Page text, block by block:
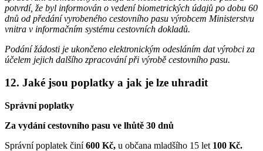
potvrdí, že byl informován o vedení biometrických údajů po dobu 60
dnů od předání vyrobeného cestovního pasu výrobcem Ministerstvu
vnitra v informačním systému cestovních dokladů.
Podání žádosti je ukončeno elektronickým odesláním dat výrobci za
účelem jejich dalšího zpracování při výrobě cestovního pasu.
12. Jaké jsou poplatky a jak je lze uhradit
Správní poplatky
Za vydání cestovního pasu ve lhůtě 30 dnů
Správní poplatek činí600 Kč, u občana mladšího 15 let 100 Kč.